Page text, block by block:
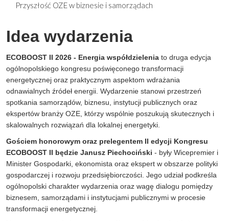
Przyszłość OZE w biznesie i samorządach
Idea wydarzenia
ECOBOOST II 2026 - Energia współdzielenia to druga edycja
ogólnopolskiego kongresu poświęconego transformacji
energetycznej oraz praktycznym aspektom wdrażania
odnawialnych źródeł energii. Wydarzenie stanowi przestrzeń
spotkania samorządów, biznesu, instytucji publicznych oraz
ekspertów branży OZE, którzy wspólnie poszukują skutecznych i
skalowalnych rozwiązań dla lokalnej energetyki.
Gościem honorowym oraz prelegentem II edycji Kongresu
ECOBOOST II będzie Janusz Piechociński - były Wicepremier i
Minister Gospodarki, ekonomista oraz ekspert w obszarze polityki
gospodarczej i rozwoju przedsiębiorczości. Jego udział podkreśla
ogólnopolski charakter wydarzenia oraz wagę dialogu pomiędzy
biznesem, samorządami i instytucjami publicznymi w procesie
transformacji energetycznej.